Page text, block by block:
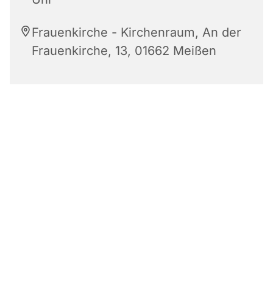
Frauenkirche - Kirchenraum, An der
Frauenkirche, 13, 01662 Meißen